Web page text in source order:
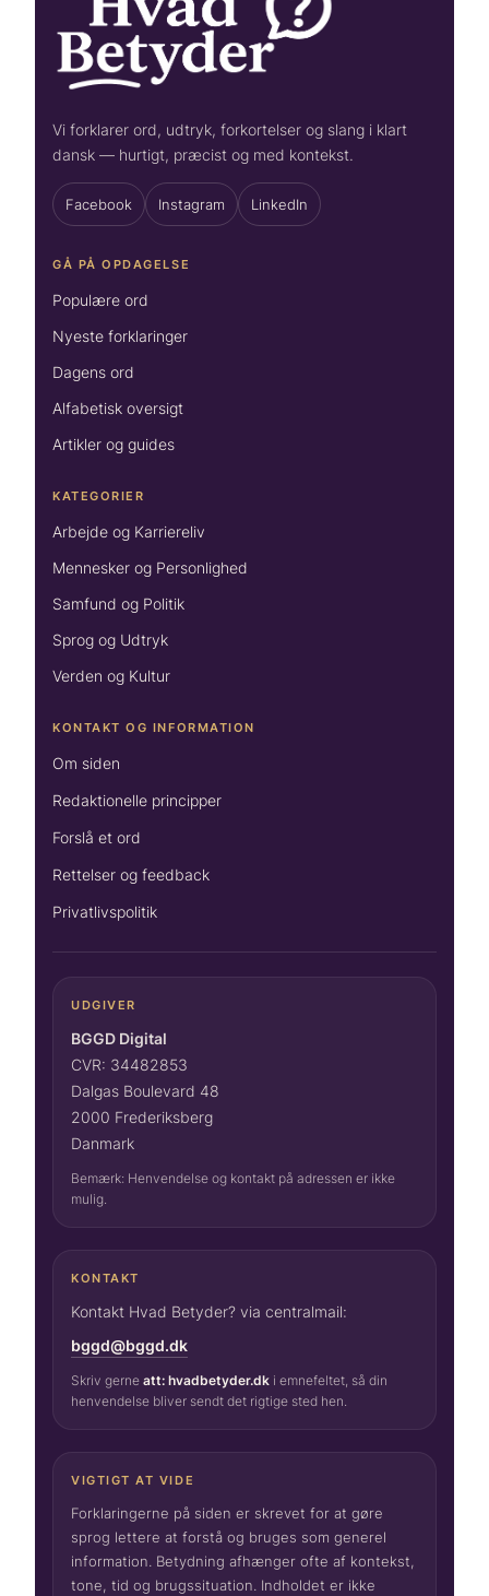
Vi forklarer ord, udtryk, forkortelser og slang i klart
dansk — hurtigt, præcist og med kontekst.
Facebook Instagram LinkedIn
GÅ PÅ OPDAGELSE
Populære ord
Nyeste forklaringer
Dagens ord
Alfabetisk oversigt
Artikler og guides
KATEGORIER
Arbejde og Karriereliv
Mennesker og Personlighed
Samfund og Politik
Sprog og Udtryk
Verden og Kultur
KONTAKT OG INFORMATION
Om siden
Redaktionelle principper
Forslå et ord
Rettelser og feedback
Privatlivspolitik
UDGIVER
BGGD Digital
CVR: 34482853
Dalgas Boulevard 48
2000 Frederiksberg
Danmark
Bemærk: Henvendelse og kontakt på adressen er ikke
mulig.
KONTAKT
Kontakt Hvad Betyder? via centralmail:
bggd@bggd.dk
Skriv gerne att: hvadbetyder.dk i emnefeltet, så din
henvendelse bliver sendt det rigtige sted hen.
VIGTIGT AT VIDE
Forklaringerne på siden er skrevet for at gøre
sprog lettere at forstå og bruges som generel
information. Betydning afhænger ofte af kontekst,
tone, tid og brugssituation. Indholdet er ikke